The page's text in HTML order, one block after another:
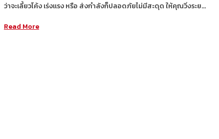
ว่าจะเลี้ยวโค้ง เร่งแรง หรือ ส่งกำลังก็ปลอดภัยไม่มีสะดุด ให้คุณวิ่งระย…
Read More